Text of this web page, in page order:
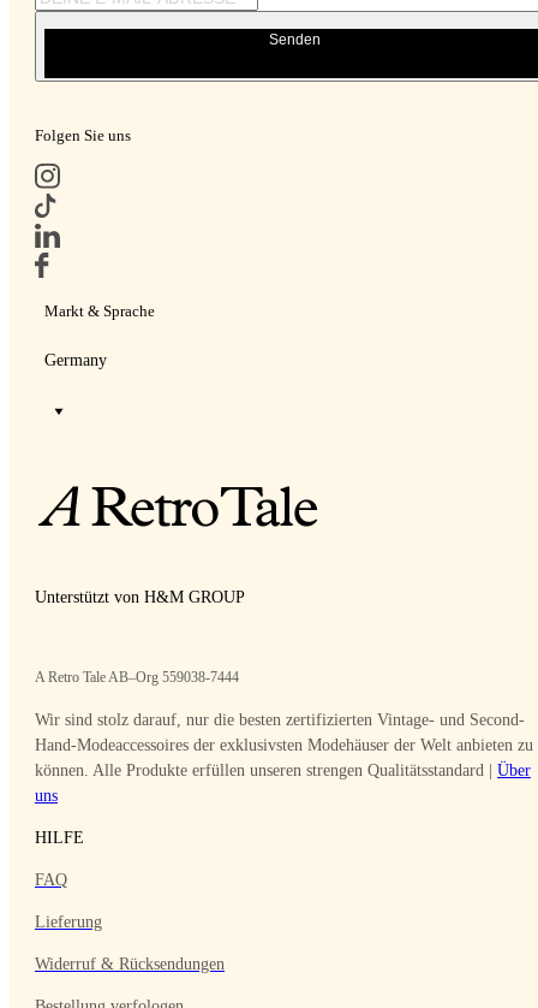
Senden
Folgen Sie uns
Markt & Sprache
Germany
Unterstützt von H&M GROUP
A Retro Tale AB–Org 559038-7444
Wir sind stolz darauf, nur die besten zertifizierten Vintage- und Second-
Hand-Modeaccessoires der exklusivsten Modehäuser der Welt anbieten zu
können. Alle Produkte erfüllen unseren strengen Qualitätsstandard | Über
uns
HILFE
FAQ
Lieferung
Widerruf & Rücksendungen